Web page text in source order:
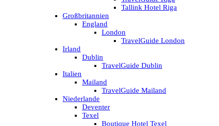
Tallink Hotel Riga
Großbritannien
England
London
TravelGuide London
Irland
Dublin
TravelGuide Dublin
Italien
Mailand
TravelGuide Mailand
Niederlande
Deventer
Texel
Boutique Hotel Texel